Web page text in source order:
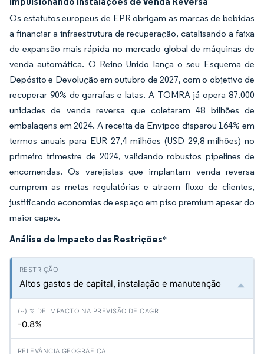
Os estatutos europeus de EPR obrigam as marcas de bebidas
a financiar a infraestrutura de recuperação, catalisando a faixa
de expansão mais rápida no mercado global de máquinas de
venda automática. O Reino Unido lança o seu Esquema de
Depósito e Devolução em outubro de 2027, com o objetivo de
recuperar 90% de garrafas e latas. A TOMRA já opera 87.000
unidades de venda reversa que coletaram 48 bilhões de
embalagens em 2024. A receita da Envipco disparou 164% em
termos anuais para EUR 27,4 milhões (USD 29,8 milhões) no
primeiro trimestre de 2024, validando robustos pipelines de
encomendas. Os varejistas que implantam venda reversa
cumprem as metas regulatórias e atraem fluxo de clientes,
justificando economias de espaço em piso premium apesar do
maior capex.
Análise de Impacto das Restrições*
Altos gastos de capital, instalação e manutenção
-0.8%